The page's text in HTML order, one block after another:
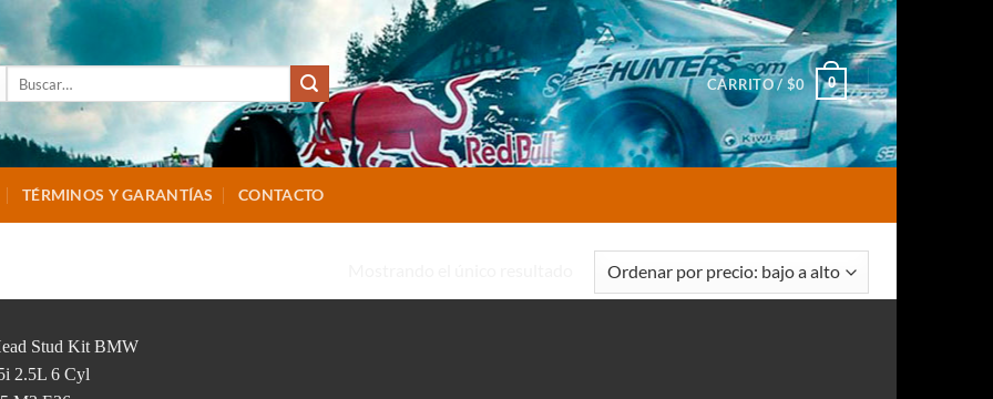
CARRITO /$0 0
TÉRMINOS Y GARANTÍAS CONTACTO